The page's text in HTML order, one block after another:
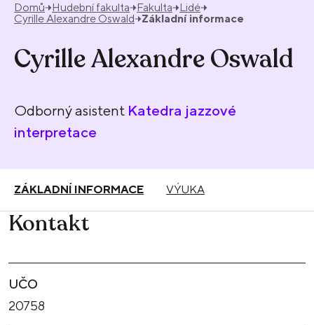
Domů Hudební fakulta Fakulta
Lidé
Cyrille Alexandre Oswald
Základní informace
Cyrille Alexandre Oswald
Odborný asistent Katedra jazzové
interpretace
ZÁKLADNÍ INFORMACE VÝUKA
Kontakt
UČO
20758